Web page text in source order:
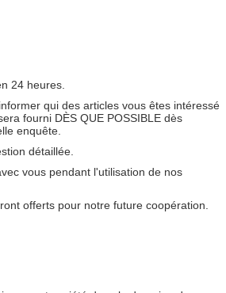
24 heures.
qui des articles vous êtes intéressé
fourni DÈS QUE POSSIBLE dès
enquête.
détaillée.
vous pendant l'utilisation de nos
offerts pour notre future coopération.